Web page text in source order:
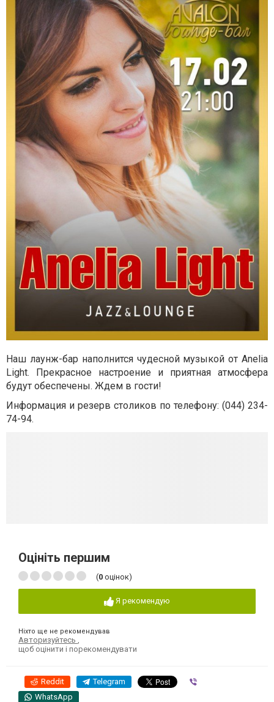
Наш лаунж-бар наполнится чудесной музыкой от Anelia
Light. Прекрасное настроение и приятная атмосфера
будут обеспечены. Ждем в гости!
Информация и резерв столиков по телефону: (044) 234-
74-94.
Оцініть першим
(0 оцінок)
Я рекомендую
Ніхто ще не рекомендував
Авторизуйтесь
щоб оцінити і порекомендувати
Reddit Telegram
WhatsApp